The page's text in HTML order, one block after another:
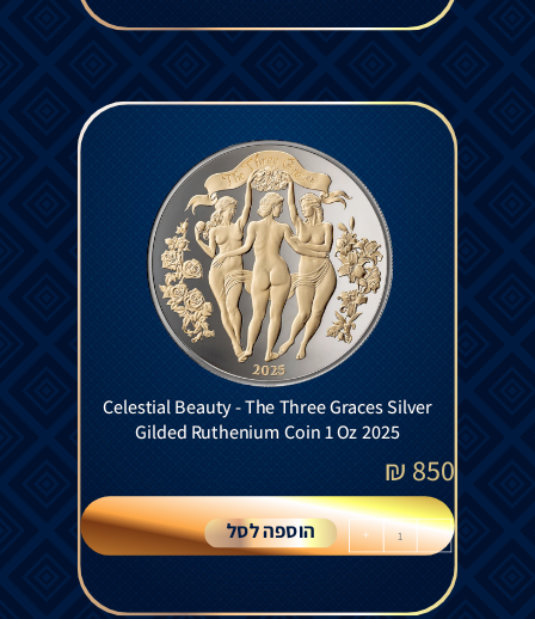
Celestial Beauty - The Three Graces Silver
Gilded Ruthenium Coin 1 Oz 2025
850
₪
-
+ הוספה לסל